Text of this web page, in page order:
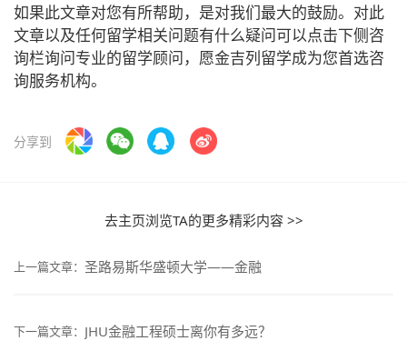
如果此文章对您有所帮助，是对我们最大的鼓励。对此
文章以及任何留学相关问题有什么疑问可以点击下侧咨
询栏询问专业的留学顾问，愿金吉列留学成为您首选咨
询服务机构。
分享到
去主页浏览TA的更多精彩内容 >>
上一篇文章： 圣路易斯华盛顿大学——金融
下一篇文章： JHU金融工程硕士离你有多远？